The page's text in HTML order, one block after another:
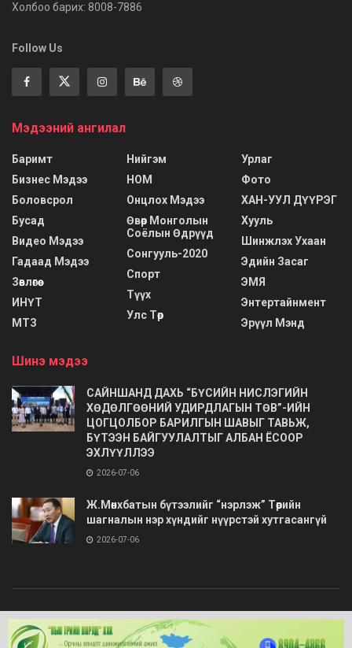
Холбоо барих: 8008-7886
Follow Us
Мэдээний ангилал
Баримт
Бизнес Мэдээ
Боловсрол
Бусад
Видео Мэдээ
Гадаад Мэдээ
Зөвлөгөө
ИНҮТ
МТЗ
Нийгэм
НОМ
Онцлох Мэдээ
Өвөр Монголын
Соёлын Өдрүүд
Сонгууль-2020
Спорт
Түүх
Улс Төр
Урлаг
Фото
ХАН-УУЛ ДҮҮРЭГ
Хууль
Шинжлэх Ухаан
Эдийн Засаг
ЭМЯ
Энтертайнмент
Эрүүл Мэнд
Шинэ мэдээ
САЙНШАНД ДАХЬ “БҮСИЙН НИСЛЭГИЙН
ХӨДӨЛГӨӨНИЙ УДИРДЛАГЫН ТӨВ”-ИЙН
ЦОГЦОЛБОР БАРИЛГЫН ШАВЫГ ТАВЬЖ,
БҮТЭЭН БАЙГУУЛАЛТЫГ АЛБАН ЁСООР
ЭХЛҮҮЛЛЭЭ
2026-07-06
Ж.Мөнхбатын бүтээлийг “нэрлэж” Төрийн
шагналын нэр хүндийг нүүрстэй хутгасангүй
2026-07-06
© 2020 Barimt.com- Зохиогчийн эрх хуулиар хамгаалагдсан. Загварыг
ONLINE MEDIA LLC.